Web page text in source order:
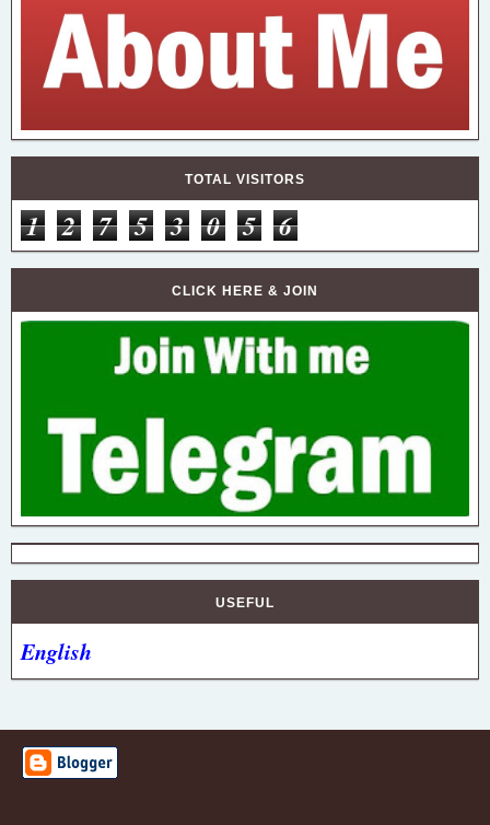
TOTAL VISITORS
1 2 7 5 3 0 5 6
CLICK HERE & JOIN
USEFUL
English